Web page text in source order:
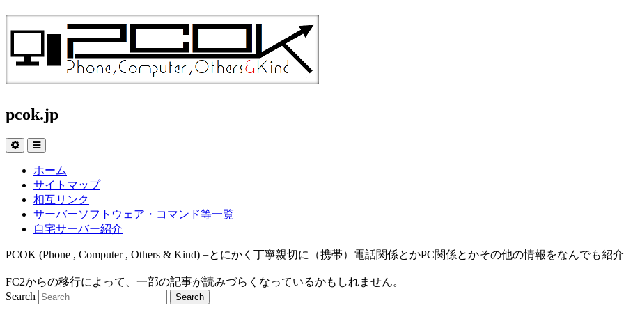
pcok.jp
ホーム
サイトマップ
相互リンク
サーバーソフトウェア・コマンド等一覧
自宅サーバー紹介
PCOK (Phone , Computer , Others & Kind) =とにかく丁寧親切に（携帯）電話関係とかPC関係とかその他の情報をなんでも紹
FC2からの移行によって、一部の記事が読みづらくなっているかもしれません。
Search